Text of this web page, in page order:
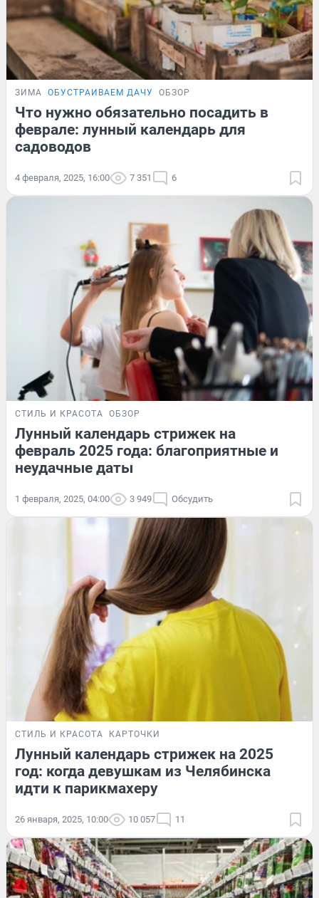
ЗИМА ОБУСТРАИВАЕМ ДАЧУ ОБЗОР
Что нужно обязательно посадить в
феврале: лунный календарь для
садоводов
4 февраля, 2025, 16:00 7 351 6
СТИЛЬ И КРАСОТА ОБЗОР
Лунный календарь стрижек на
февраль 2025 года: благоприятные и
неудачные даты
1 февраля, 2025, 04:00 3 949 Обсудить
СТИЛЬ И КРАСОТА КАРТОЧКИ
Лунный календарь стрижек на 2025
год: когда девушкам из Челябинска
идти к парикмахеру
26 января, 2025, 10:00 10 057 11